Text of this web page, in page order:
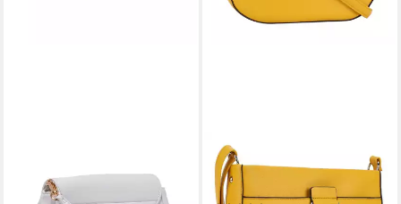
Damen Schultertasche
GERRY WEBER
Umhängetasche Talk Different
2, Kunstleder